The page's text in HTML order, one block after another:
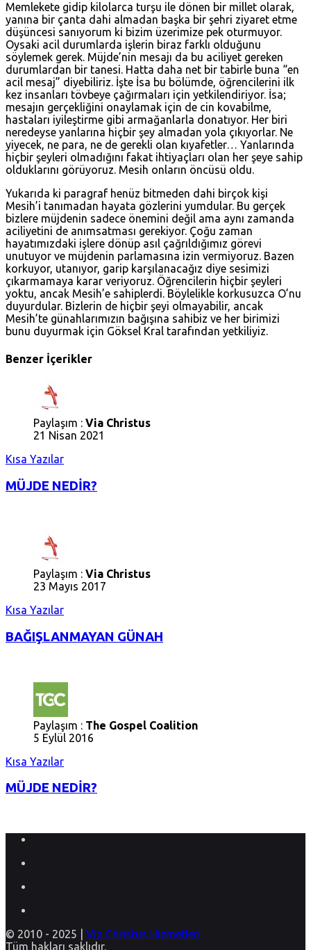
Memlekete gidip kilolarca turşu ile dönen bir millet olarak,
yanına bir çanta dahi almadan başka bir şehri ziyaret etme
düşüncesi sanıyorum ki bizim üzerimize pek oturmuyor.
Oysaki acil durumlarda işlerin biraz farklı olduğunu
söylemek gerek. Müjde’nin mesajı da bu aciliyet gereken
durumlardan bir tanesi. Hatta daha net bir tabirle buna “en
acil mesaj” diyebiliriz. İşte İsa bu bölümde, öğrencilerini ilk
kez insanları tövbeye çağırmaları için yetkilendiriyor. İsa;
mesajın gerçekliğini onaylamak için de cin kovabilme,
hastaları iyileştirme gibi armağanlarla donatıyor. Her biri
neredeyse yanlarına hiçbir şey almadan yola çıkıyorlar. Ne
yiyecek, ne para, ne de gerekli olan kıyafetler… Yanlarında
hiçbir şeyleri olmadığını fakat ihtiyaçları olan her şeye sahip
olduklarını görüyoruz. Mesih onların öncüsü oldu.
Yukarıda ki paragraf henüz bitmeden dahi birçok kişi
Mesih’i tanımadan hayata gözlerini yumdular. Bu gerçek
bizlere müjdenin sadece önemini değil ama aynı zamanda
aciliyetini de anımsatması gerekiyor. Çoğu zaman
hayatımızdaki işlere dönüp asıl çağrıldığımız görevi
unutuyor ve müjdenin parlamasına izin vermiyoruz. Bazen
korkuyor, utanıyor, garip karşılanacağız diye sesimizi
çıkarmamaya karar veriyoruz. Öğrencilerin hiçbir şeyleri
yoktu, ancak Mesih’e sahiplerdi. Böylelikle korkusuzca O’nu
duyurdular. Bizlerin de hiçbir şeyi olmayabilir, ancak
Mesih’te günahlarımızın bağışına sahibiz ve her birimizi
bunu duyurmak için Göksel Kral tarafından yetkiliyiz.
Benzer İçerikler
Paylaşım : Via Christus
21 Nisan 2021
Kısa Yazılar
MÜJDE NEDİR?
Paylaşım : Via Christus
23 Mayıs 2017
Kısa Yazılar
BAĞIŞLANMAYAN GÜNAH
Paylaşım : The Gospel Coalition
5 Eylül 2016
Kısa Yazılar
MÜJDE NEDİR?
© 2010 - 2025 | Via Christus Hizmetleri
Tüm hakları saklıdır.